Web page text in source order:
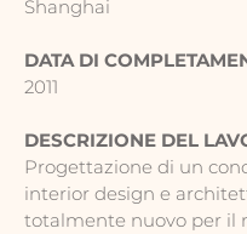
Shanghai
DATA DI
2011
DESCRIZIONE DEL
Progettazione di un
interior design e
totalmente nuovo per il